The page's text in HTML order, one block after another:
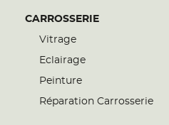
CARROSSERIE
Vitrage
Eclairage
Peinture
Réparation Carrosserie